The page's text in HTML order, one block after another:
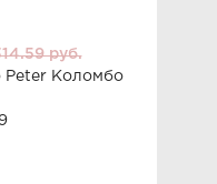
руб.
Peter Коломбо